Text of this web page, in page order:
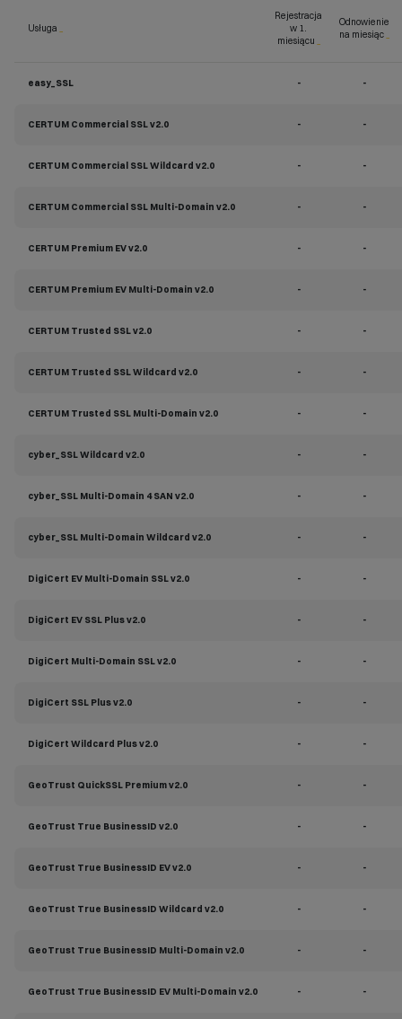
Usługa
Rejestracja
w 1.
miesiącu
Odnowienie
na miesiąc
easy_SSL - -
CERTUM Commercial SSL v2.0 - -
CERTUM Commercial SSL Wildcard v2.0 - -
CERTUM Commercial SSL Multi-Domain v2.0 - -
CERTUM Premium EV v2.0 - -
CERTUM Premium EV Multi-Domain v2.0 - -
CERTUM Trusted SSL v2.0 - -
CERTUM Trusted SSL Wildcard v2.0 - -
CERTUM Trusted SSL Multi-Domain v2.0 - -
cyber_SSL Wildcard v2.0 - -
cyber_SSL Multi-Domain 4 SAN v2.0 - -
cyber_SSL Multi-Domain Wildcard v2.0 - -
DigiCert EV Multi-Domain SSL v2.0 - -
DigiCert EV SSL Plus v2.0 - -
DigiCert Multi-Domain SSL v2.0 - -
DigiCert SSL Plus v2.0 - -
DigiCert Wildcard Plus v2.0 - -
GeoTrust QuickSSL Premium v2.0 - -
GeoTrust True BusinessID v2.0 - -
GeoTrust True BusinessID EV v2.0 - -
GeoTrust True BusinessID Wildcard v2.0 - -
GeoTrust True BusinessID Multi-Domain v2.0 - -
GeoTrust True BusinessID EV Multi-Domain v2.0 - -